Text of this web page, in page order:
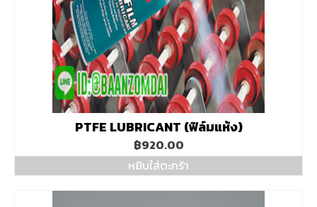
PTFE LUBRICANT (ฟิล์มแห้ง)
฿920.00
หยิบใส่ตะกร้า